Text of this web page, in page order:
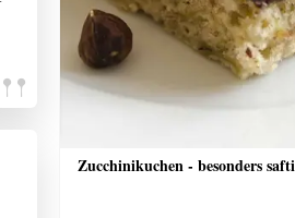
Zucchinikuchen - besonders